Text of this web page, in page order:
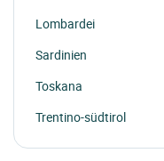
Lombardei
Sardinien
Toskana
Trentino-südtirol